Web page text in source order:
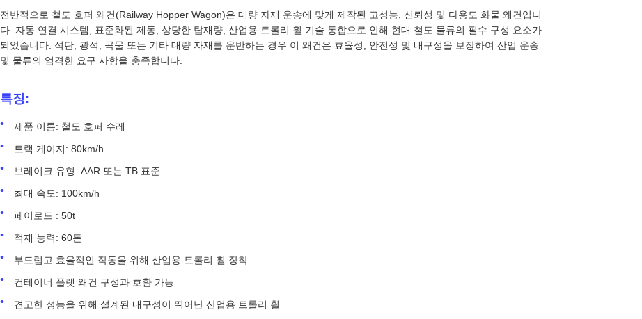
전반적으로 철도 호퍼 왜건(Railway Hopper Wagon)은 대량 자재 운송에 맞게 제작된 고성능, 신뢰성 및 다용도 화물 왜건입니
다. 자동 연결 시스템, 표준화된 제동, 상당한 탑재량, 산업용 트롤리 휠 기술 통합으로 인해 현대 철도 물류의 필수 구성 요소가
되었습니다. 석탄, 광석, 곡물 또는 기타 대량 자재를 ​​운반하는 경우 이 왜건은 효율성, 안전성 및 내구성을 보장하여 산업 운송
및 물류의 엄격한 요구 사항을 충족합니다.
특징:
제품 이름: 철도 호퍼 수레
트랙 게이지: 80km/h
브레이크 유형: AAR 또는 TB 표준
최대 속도: 100km/h
페이로드 : 50t
적재 능력: 60톤
부드럽고 효율적인 작동을 위해 산업용 트롤리 휠 장착
컨테이너 플랫 왜건 구성과 호환 가능
견고한 성능을 위해 설계된 내구성이 뛰어난 산업용 트롤리 휠